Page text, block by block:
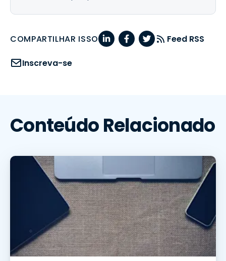
COMPARTILHAR ISSO Feed RSS
Inscreva-se
Conteúdo Relacionado